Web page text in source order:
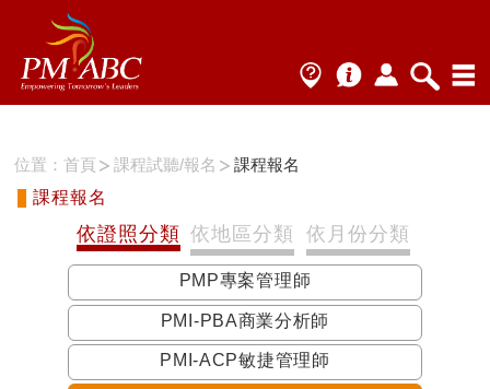
位置：首頁 課程試聽/報名
課程報名
課程報名
依證照分類 依地區分類 依月份分類
PMP專案管理師
PMI-PBA商業分析師
PMI-ACP敏捷管理師